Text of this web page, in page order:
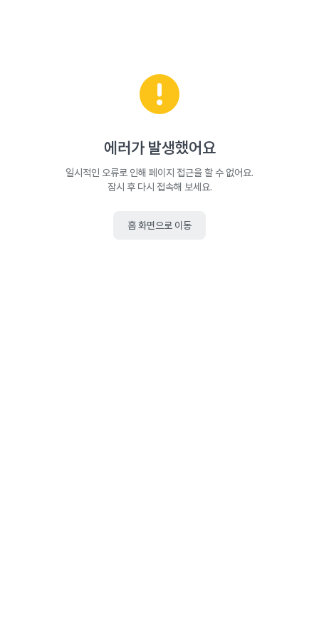
에러가 발생했어요
일시적인 오류로 인해 페이지 접근을 할 수 없어요.
잠시 후 다시 접속해 보세요.
홈 화면으로 이동